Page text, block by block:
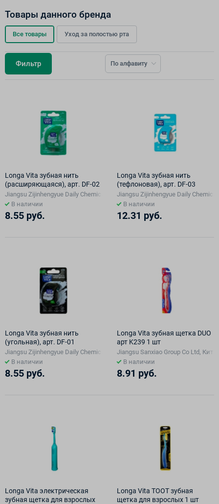
Товары данного бренда
Все товары Уход за полостью рта
Фильтр По алфавиту
Longa Vita зубная нить
(расширяющаяся), арт. DF-02
Jiangsu Zijinhengyue Daily Chemical Co Ltd, Китай
В наличии
8.55 руб.
Longa Vita зубная нить
(тефлоновая), арт. DF-03
Jiangsu Zijinhengyue Daily
В наличии
12.31 руб.
Longa Vita зубная нить
(угольная), арт. DF-01
Jiangsu Zijinhengyue Daily Chemical Co Ltd, Китай
В наличии
8.55 руб.
Longa Vita зубная щетка DUO
арт K239 1 шт
Jiangsu Sanxiao Group Co Ltd,
В наличии
8.91 руб.
Longa Vita электрическая
зубная щетка для взрослых
Longa Vita TOOT зубная
щетка для взрослых 1 шт